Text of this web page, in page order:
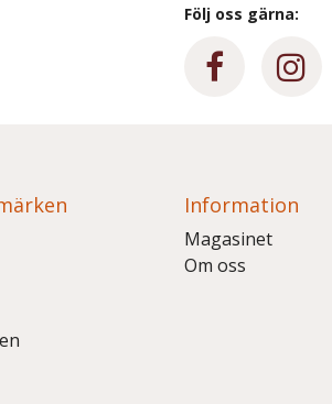
Följ oss gärna:
Information
Magasinet
Om oss